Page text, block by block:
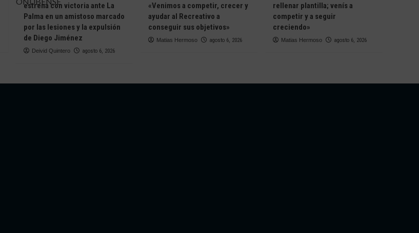
estrena con victoria ante La
Palma en un amistoso marcado
por las lesiones y la expulsión
de Diego Jiménez
Deivid Quintero agosto 6, 2026
«Venimos a competir, crecer y
ayudar al Recreativo a
conseguir sus objetivos»
Matias Hermoso agosto 6, 2026
rellenar plantilla; venís a
competir y a seguir
creciendo»
Matias Hermoso agosto 6, 2026